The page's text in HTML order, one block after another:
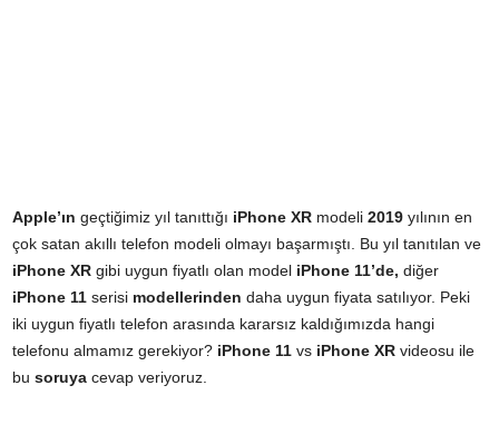
Apple’ın geçtiğimiz yıl tanıttığı iPhone XR modeli 2019 yılının en
çok satan akıllı telefon modeli olmayı başarmıştı. Bu yıl tanıtılan ve
iPhone XR gibi uygun fiyatlı olan model iPhone 11’de, diğer
iPhone 11 serisi modellerinden daha uygun fiyata satılıyor. Peki
iki uygun fiyatlı telefon arasında kararsız kaldığımızda hangi
telefonu almamız gerekiyor? iPhone 11 vs iPhone XR videosu ile
bu soruya cevap veriyoruz.